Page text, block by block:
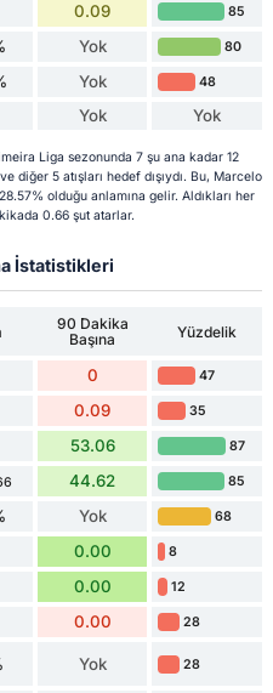
0.09 85
Yok 80
Yok 48
Yok Yok
Liga sezonunda 7 şu ana kadar 12
diğer 5 atışları hedef dışıydı. Bu, Marcelo
olduğu anlamına gelir. Aldıkları her
0.66 şut atarlar.
İstatistikleri
90 Dakika
Başına
Yüzdelik
0 47
0.09 35
53.06 87
44.62 85
Yok 68
0.00 8
0.00 12
0.00 28
Yok 28